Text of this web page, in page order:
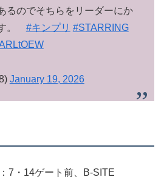
るのでそちらをリーダーにか
。 #キンプリ #STARRING
January 19, 2026
7・14ゲート前、B-SITE